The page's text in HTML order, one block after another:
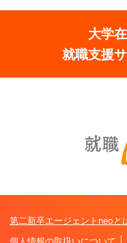
大学
就職支援
第二新卒エージェントneoと